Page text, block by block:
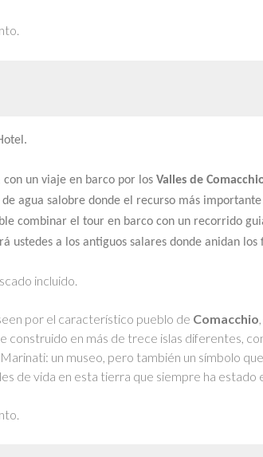
con un viaje en barco por los Valles de
de agua salobre donde el recurso más
combinar el tour en barco con un recorrido
ustedes a los antiguos salares donde anidan los
incluido.
por el característico pueblo de Comacchio
construido en más de trece islas diferentes,
un museo, pero también un símbolo
de vida en esta tierra que siempre ha estado